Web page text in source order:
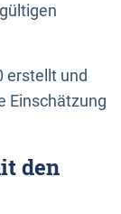
erstellt und
Einschätzung
den